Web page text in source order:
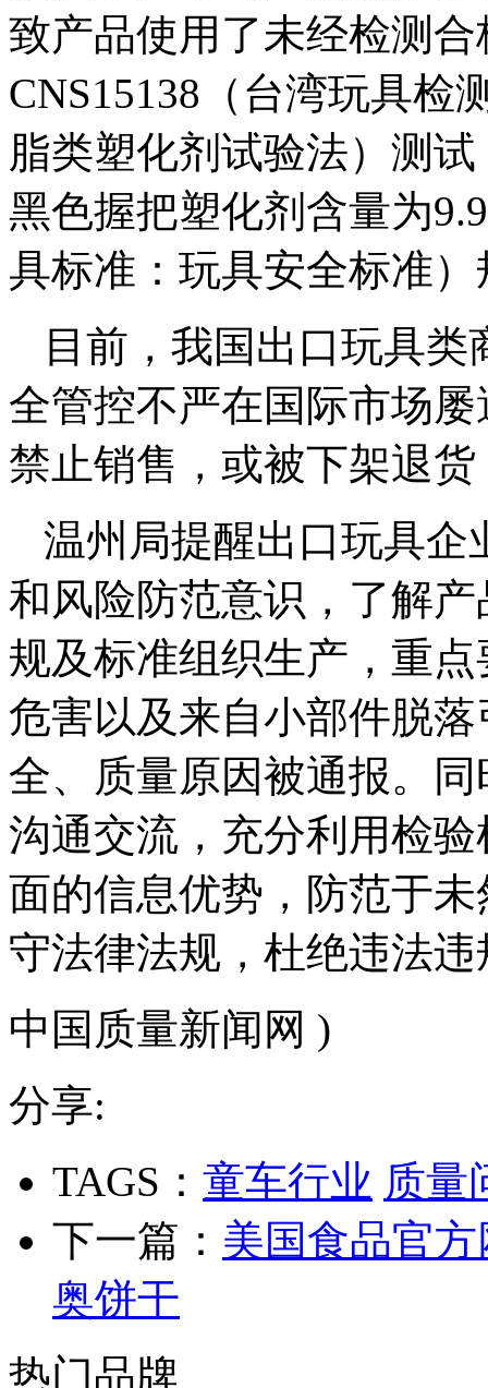
致产品使用了未经检测
CNS15138（台湾玩具检
脂类塑化剂试验法）测
黑色握把塑化剂含量为
具标准：玩具安全标准
目前，我国出口玩具
全管控不严在国际市场
禁止销售，或被下架退
温州局提醒出口玩具企
和风险防范意识，了解
规及标准组织生产，重
危害以及来自小部件脱
全、质量原因被通报。
沟通交流，充分利用检
面的信息优势，防范于
守法律法规，杜绝违法
中国质量新闻网 )
分享:
TAGS： 童车行业 质量
下一篇： 美国食品官
奥饼干
热门品牌